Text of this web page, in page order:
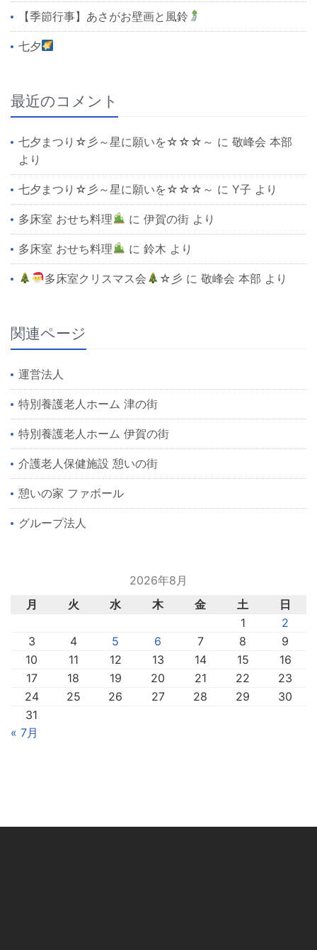
【季節行事】あさがお壁画と風鈴
七夕
最近のコメント
七夕まつり☆彡～星に願いを☆☆☆～ に敬峰会 本部
より
七夕まつり☆彡～星に願いを☆☆☆～ にY子 より
多床室 おせち料理 に伊賀の街 より
多床室 おせち料理 に鈴木 より
多床室クリスマス会 ☆彡 に 敬峰会 本部 より
関連ページ
運営法人
特別養護老人ホーム 津の街
特別養護老人ホーム 伊賀の街
介護老人保健施設 憩いの街
憩いの家 ファボール
グループ法人
2026年8月
月
火 水 木 金 土
日
1
2
3
4 5 6 7 8
9
10
11 12 13 14 15
16
17
18 19 20 21 22
23
24
25 26 27 28 29
30
31
« 7月